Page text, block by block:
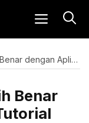
MENU
Belajar Stretching Lebih Benar dengan Aplikasi Gym Tutorial
Benar